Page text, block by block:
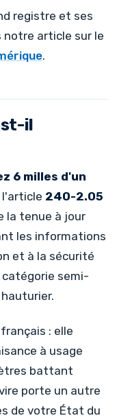
registre et ses
article sur le
.
il
6 milles d'un
l'article 240-2.05
la tenue à jour
les informations
et à la sécurité
catégorie semi-
: elle
à usage
battant
porte un autre
de votre État du